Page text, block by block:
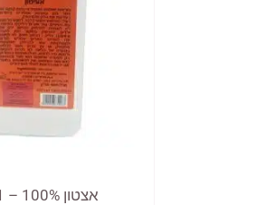
אצטון 100% – 1 ליטר